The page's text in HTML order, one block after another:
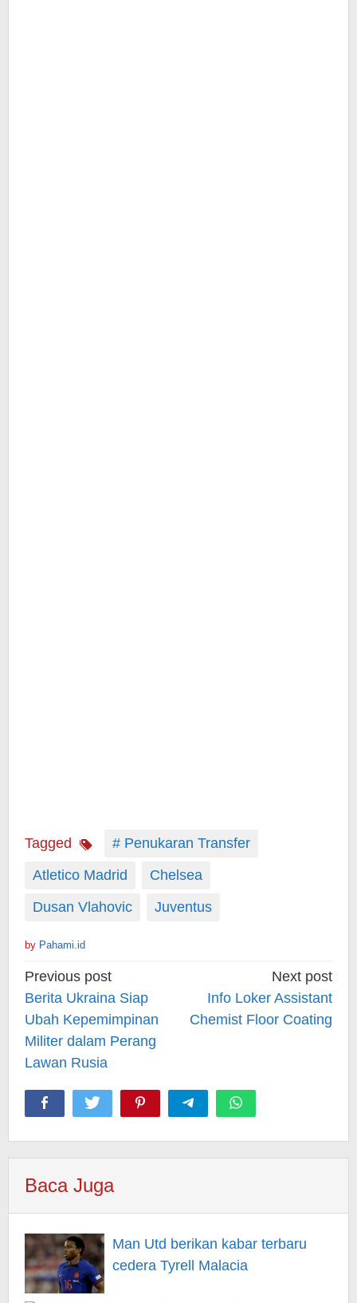
Tagged
# Penukaran Transfer
Atletico Madrid
Chelsea
Dusan Vlahovic
Juventus
by Pahami.id
Post
navigation
Previous post
Berita Ukraina Siap
Ubah Kepemimpinan
Militer dalam Perang
Lawan Rusia
Next post
Info Loker Assistant
Chemist Floor Coating
Baca Juga
Man Utd berikan kabar terbaru
cedera Tyrell Malacia